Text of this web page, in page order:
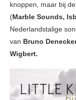
knoppen, maar bij
(Marble Sounds,
Nederlandstalige
van Bruno
Wigbert.